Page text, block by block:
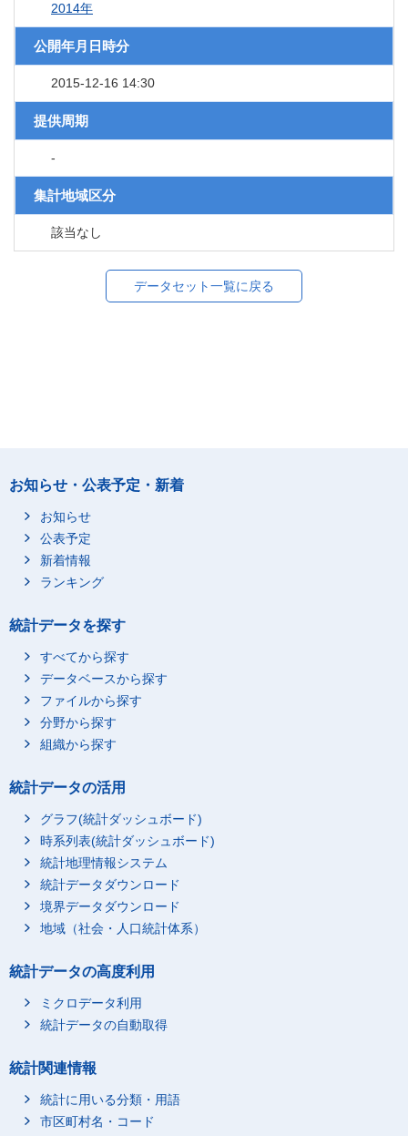
2014年
公開年月日時分
2015-12-16 14:30
提供周期
-
集計地域区分
該当なし
データセット一覧に戻る
お知らせ・公表予定・新着
お知らせ
公表予定
新着情報
ランキング
統計データを探す
すべてから探す
データベースから探す
ファイルから探す
分野から探す
組織から探す
統計データの活用
グラフ(統計ダッシュボード)
時系列表(統計ダッシュボード)
統計地理情報システム
統計データダウンロード
境界データダウンロード
地域（社会・人口統計体系）
統計データの高度利用
ミクロデータ利用
統計データの自動取得
統計関連情報
統計に用いる分類・用語
市区町村名・コード